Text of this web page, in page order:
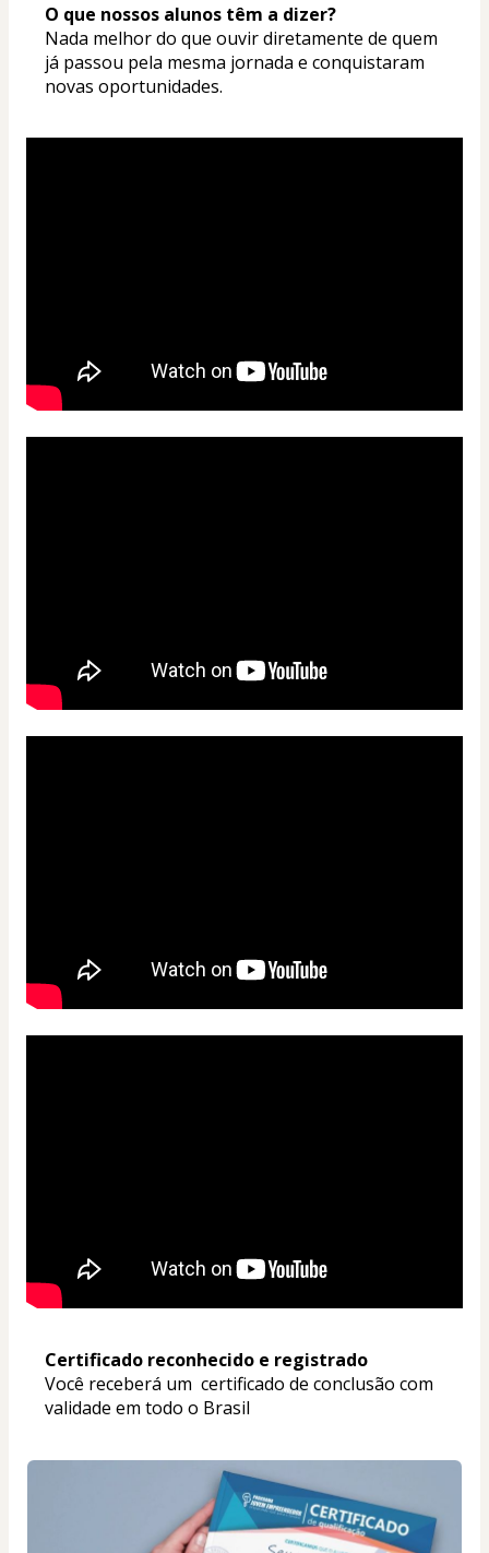
O que nossos alunos têm a dizer?
Nada melhor do que ouvir diretamente de quem
já passou pela mesma jornada e conquistaram
novas oportunidades.
Certificado reconhecido e registrado
Você receberá um  certificado de conclusão com
validade em todo o Brasil